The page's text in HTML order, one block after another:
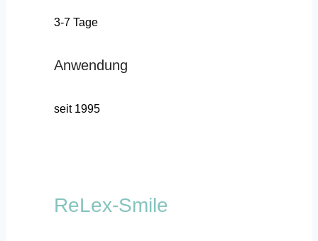
3-7 Tage
Anwendung
seit 1995
ReLex-Smile